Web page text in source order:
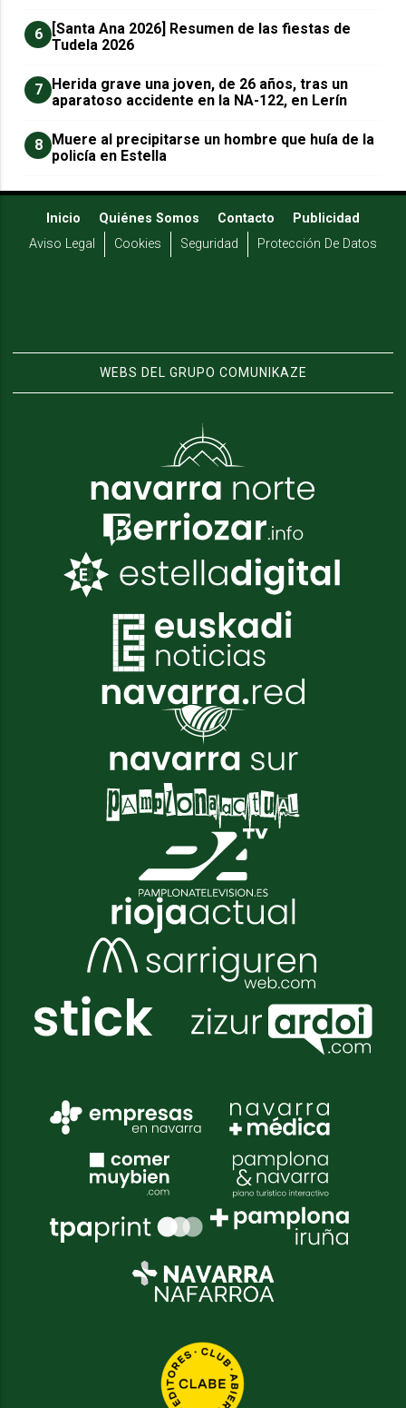
6
[Santa Ana 2026] Resumen de las fiestas de
Tudela 2026
7
Herida grave una joven, de 26 años, tras un
aparatoso accidente en la NA-122, en Lerín
8
Muere al precipitarse un hombre que huía de la
policía en Estella
Inicio Quiénes Somos Contacto
Publicidad
Aviso Legal
Cookies Seguridad Protección De Datos
WEBS DEL GRUPO COMUNIKAZE